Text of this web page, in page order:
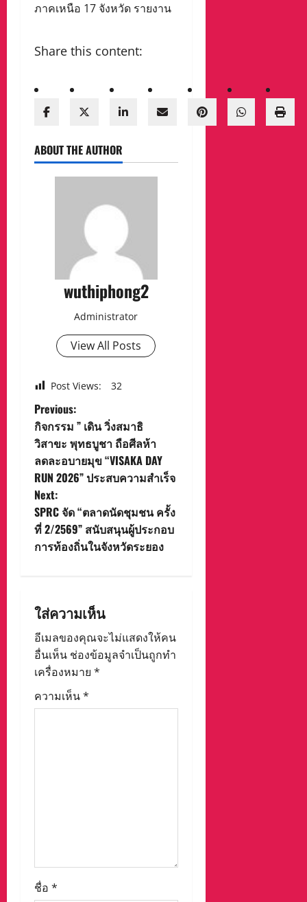
ภาคเหนือ 17 จังหวัด รายงาน
Share this content:
ABOUT THE AUTHOR
wuthiphong2
Administrator
View All Posts
Post Views: 32
P
o
s
t
n
a
i
g
a
t
Previous:
กิจกรรม ” เดิน วิ่งสมาธิ
วิสาขะ พุทธบูชา ถือศีลห้า
ลดละอบายมุข “VISAKA DAY
RUN 2026” ประสบความสำเร็จ
Next:
SPRC จัด “ตลาดนัดชุมชน ครั้ง
ที่ 2/2569” สนับสนุนผู้ประกอบ
การท้องถิ่นในจังหวัดระยอง
ใส่ความเห็น
อีเมลของคุณจะไม่แสดงให้คน
อื่นเห็น ช่องข้อมูลจำเป็นถูกทำ
เครื่องหมาย *
ความเห็น*
ชื่อ *